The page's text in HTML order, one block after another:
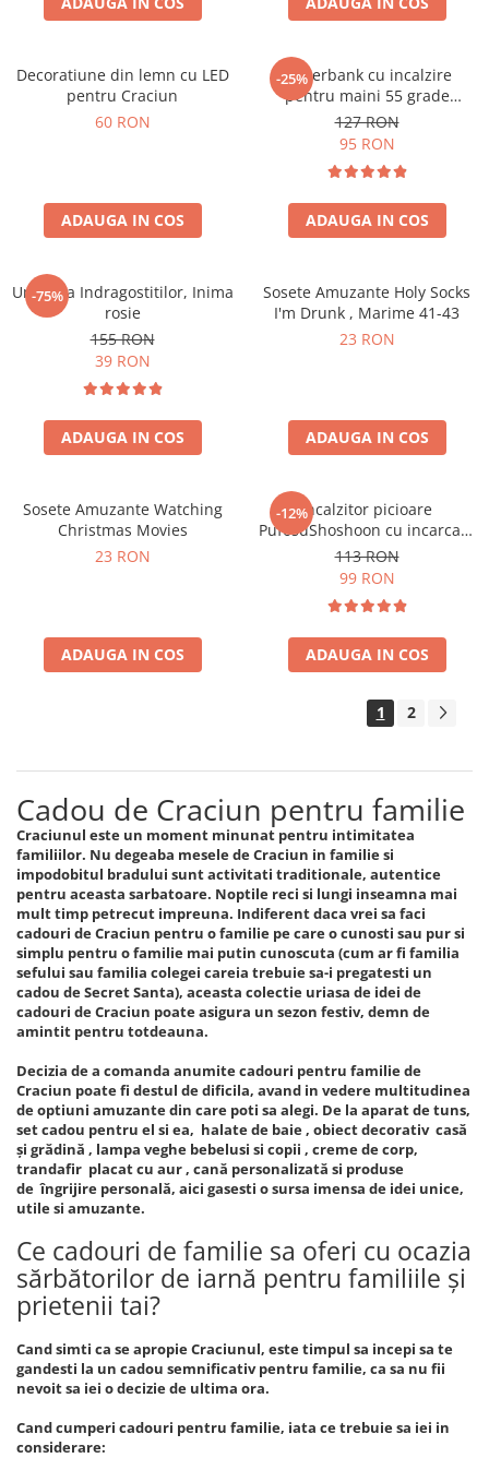
Decoratiune din lemn cu LED
pentru Craciun
60 RON
ADAUGA IN COS
-25%
Powerbank cu incalzire
pentru maini 55 grade
Bucuria frigurosilor
10000mAh
127 RON
95 RON
ADAUGA IN COS
-75%
Umbrela Indragostitilor, Inima
rosie
155 RON
39 RON
ADAUGA IN COS
Sosete Amuzante Holy Socks
I'm Drunk , Marime 41-43
23 RON
ADAUGA IN COS
Sosete Amuzante Watching
Christmas Movies
23 RON
ADAUGA IN COS
-12%Incalzitor picioare
PufosuShoshoon cu incarcare
USB
113 RON
99 RON
ADAUGA IN COS
1 2
Cadou de Craciun pentru familie
Craciunul este un moment minunat pentru intimitatea
familiilor. Nu degeaba mesele de Craciun in familie si
impodobitul bradului sunt activitati traditionale, autentice
pentru aceasta sarbatoare. Noptile reci si lungi inseamna mai
mult timp petrecut impreuna. Indiferent daca vrei sa faci
cadouri de Craciun pentru o familie pe care o cunosti sau pur si
simplu pentru o familie mai putin cunoscuta (cum ar fi familia
sefului sau familia colegei careia trebuie sa-i pregatesti un
cadou de Secret Santa), aceasta colectie uriasa de idei de
cadouri de Craciun poate asigura un sezon festiv, demn de
amintit pentru totdeauna.
Decizia de a comanda anumite cadouri pentru familie de
Craciun poate fi destul de dificila, avand in vedere multitudinea
de optiuni amuzante din care poti sa alegi. De la aparat de tuns,
set cadou pentru el si ea, halate de baie , obiect decorativ casă
și grădină , lampa veghe bebelusi si copii , creme de corp,
trandafir placat cu aur , cană personalizată si produse
de îngrijire personală, aici gasesti o sursa imensa de idei unice,
utile si amuzante.
Ce cadouri de familie sa oferi cu ocazia
sărbătorilor de iarnă pentru familiile și
prietenii tai?
Cand simti ca se apropie Craciunul, este timpul sa incepi sa te
gandesti la un cadou semnificativ pentru familie, ca sa nu fii
nevoit sa iei o decizie de ultima ora.
Cand cumperi cadouri pentru familie, iata ce trebuie sa iei in
considerare: